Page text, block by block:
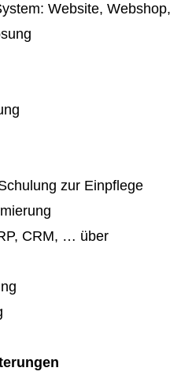
Website, Webshop,
zur Einpflege
CRM, … über